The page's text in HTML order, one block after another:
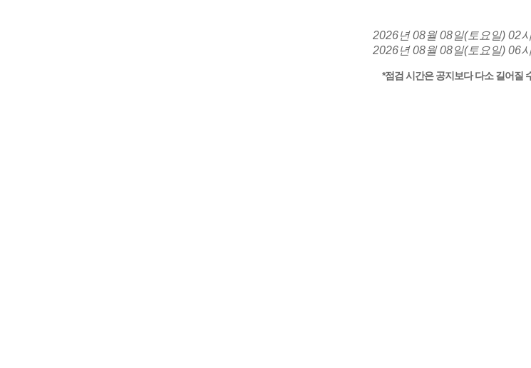
2026년 08월 08일(토요일) 02
2026년 08월 08일(토요일) 06
*점검 시간은 공지보다 다소 길어질